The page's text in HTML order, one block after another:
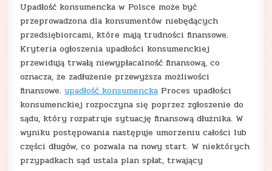
Upadłość konsumencka w Polsce może być
przeprowadzona dla konsumentów niebędących
przedsiębiorcami, które mają trudności finansowe.
Kryteria ogłoszenia upadłości konsumenckiej
przewidują trwałą niewypłacalność finansową, co
oznacza, że zadłużenie przewyższa możliwości
finansowe.upadłość konsumenckaProces upadłości
konsumenckiej rozpoczyna się poprzez zgłoszenie do
sądu, który rozpatruje sytuację finansową dłużnika. W
wyniku postępowania następuje umorzeniu całości lub
części długów, co pozwala na nowy start. W niektórych
przypadkach sąd ustala plan spłat, trwający